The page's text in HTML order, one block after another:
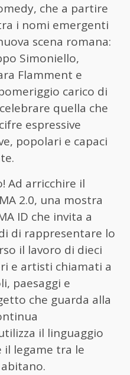
che a partire
i nomi emergenti
scena romana:
Simoniello,
Flamment e
carico di
quella che
espressive
popolari e capaci
Ad arricchire il
2.0, una mostra
ID che invita a
di rappresentare lo
il lavoro di dieci
e artisti chiamati a
paesaggi e
che guarda alla
il linguaggio
il legame tra le